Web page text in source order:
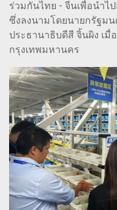
ร่วมกันไทย - จีนเพื่อนำไ
ซึ่งลงนามโดยนายกรัฐม
ประธานาธิบดีสี จิ้นผิง เ
กรุงเทพมหานคร